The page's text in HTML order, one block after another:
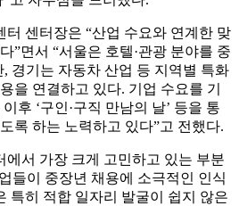
터 센터장은 “산업 수요와 연계한 맞
”면서 “서울은 호텔·관광 분야를 중
, 경기는 자동차 산업 등 지역별 특화
을 연결하고 있다. 기업 수요를 기
후 ‘구인·구직 만남의 날’ 등을 통
록 하는 노력하고 있다”고 전했다.
에서 가장 크게 고민하고 있는 부분
들이 중장년 채용에 소극적인 인식
특히 적합 일자리 발굴이 쉽지 않은